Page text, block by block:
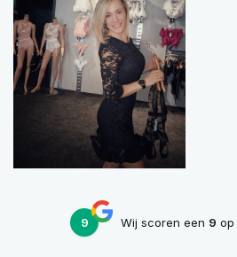
9 Wij scoren een 9 op